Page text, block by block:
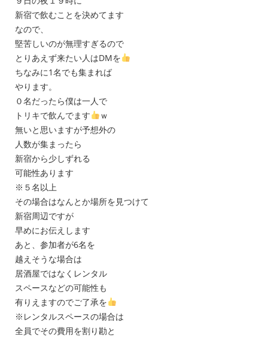
新宿で飲むことを決めてます
なので、
堅苦しいのが無理すぎるので
とりあえず来たい人はDMを
ちなみに1名でも集まれば
やります。
０名だったら僕は一人で
トリキで飲んでます
ｗ
無いと思いますが予想外の
人数が集まったら
新宿から少しずれる
可能性あります
※５名以上
その場合はなんとか場所を見つけて
新宿周辺ですが
早めにお伝えします
あと、参加者が6名を
越えそうな場合は
居酒屋ではなくレンタル
スペースなどの可能性も
有りえますのでご了承を
※レンタルスペースの場合は
全員でその費用を割り勘と